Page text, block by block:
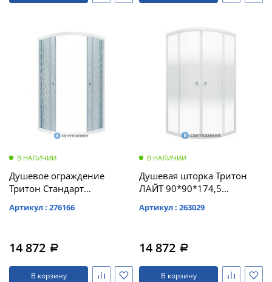
В НАЛИЧИИ
Душевое ограждение
Тритон Стандарт
круга, Аква, Белый
Артикул : 276166
14 872 a
В корзину
В НАЛИЧИИ
Душевая шторка Тритон
ЛАЙТ 90*90*174,5
Артикул : 263029
14 872 a
В корзину